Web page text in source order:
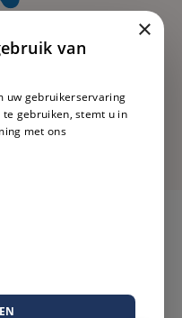
×
van
uw gebruikerservaring
gebruiken, stemt u in
met ons